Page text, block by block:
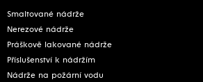
Smaltované nádrže
Nerezové nádrže
Práškově lakované nádrže
Příslušenství k nádržím
Nádrže na požární vodu